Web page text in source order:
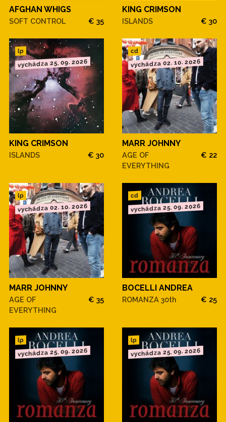
AFGHAN WHIGS
SOFT CONTROL € 35
KING CRIMSON
ISLANDS € 30
lp
vychádza 25. 09. 2026
KING CRIMSON
ISLANDS € 30
cd
vychádza 02. 10. 2026
MARR JOHNNY
AGE OF
EVERYTHING
€ 22
lp
vychádza 02. 10. 2026
MARR JOHNNY
AGE OF
EVERYTHING
€ 35
cd
vychádza 25. 09. 2026
BOCELLI ANDREA
ROMANZA 30th € 25
lp
vychádza 25. 09. 2026
lp
vychádza 25. 09. 2026